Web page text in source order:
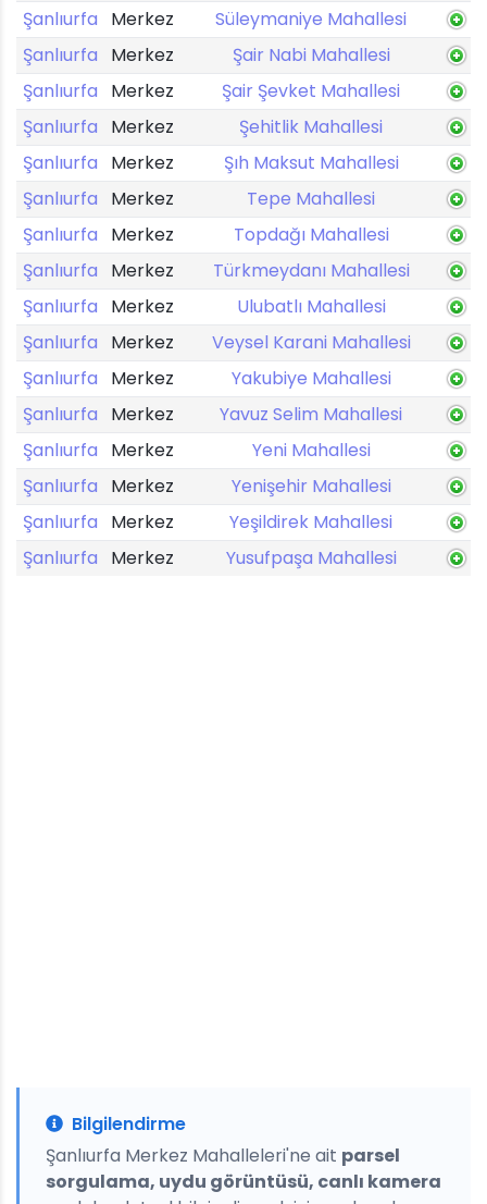
Şanlıurfa
Merkez
Süleymaniye Mahallesi
Şanlıurfa
Merkez
Şair Nabi Mahallesi
Şanlıurfa
Merkez
Şair Şevket Mahallesi
Şanlıurfa
Merkez
Şehitlik Mahallesi
Şanlıurfa
Merkez
Şıh Maksut Mahallesi
Şanlıurfa
Merkez
Tepe Mahallesi
Şanlıurfa
Merkez
Topdağı Mahallesi
Şanlıurfa
Merkez
Türkmeydanı Mahallesi
Şanlıurfa
Merkez
Ulubatlı Mahallesi
Şanlıurfa
Merkez
Veysel Karani Mahallesi
Şanlıurfa
Merkez
Yakubiye Mahallesi
Şanlıurfa
Merkez
Yavuz Selim Mahallesi
Şanlıurfa
Merkez
Yeni Mahallesi
Şanlıurfa
Merkez
Yenişehir Mahallesi
Şanlıurfa
Merkez
Yeşildirek Mahallesi
Şanlıurfa
Merkez Yusufpaşa Mahallesi
Bilgilendirme
Şanlıurfa Merkez Mahalleleri'ne ait parsel
sorgulama, uydu görüntüsü, canlı kamera